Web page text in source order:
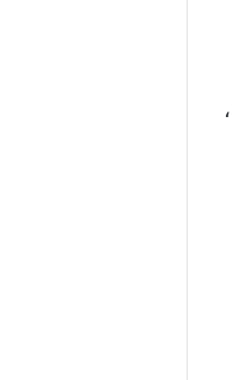
وانتهت المباراة بالتعادل الإيجابي بهدفين لكل منهما، سجل هدفي المصري ميدو جابر في الدقيقة 38،